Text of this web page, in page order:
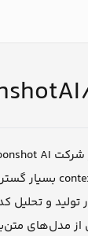
از مدل‌های